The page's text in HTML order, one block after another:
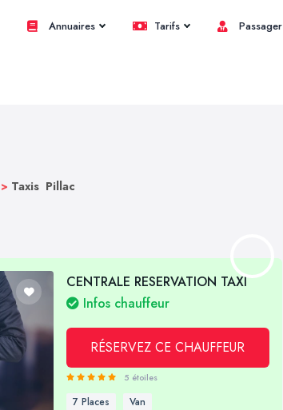
Annuaires Tarifs Passager
> Taxis Pillac
CENTRALE RESERVATION TAXI
Infos chauffeur
RÉSERVEZ CE CHAUFFEUR
5 étoiles
7 Places Van